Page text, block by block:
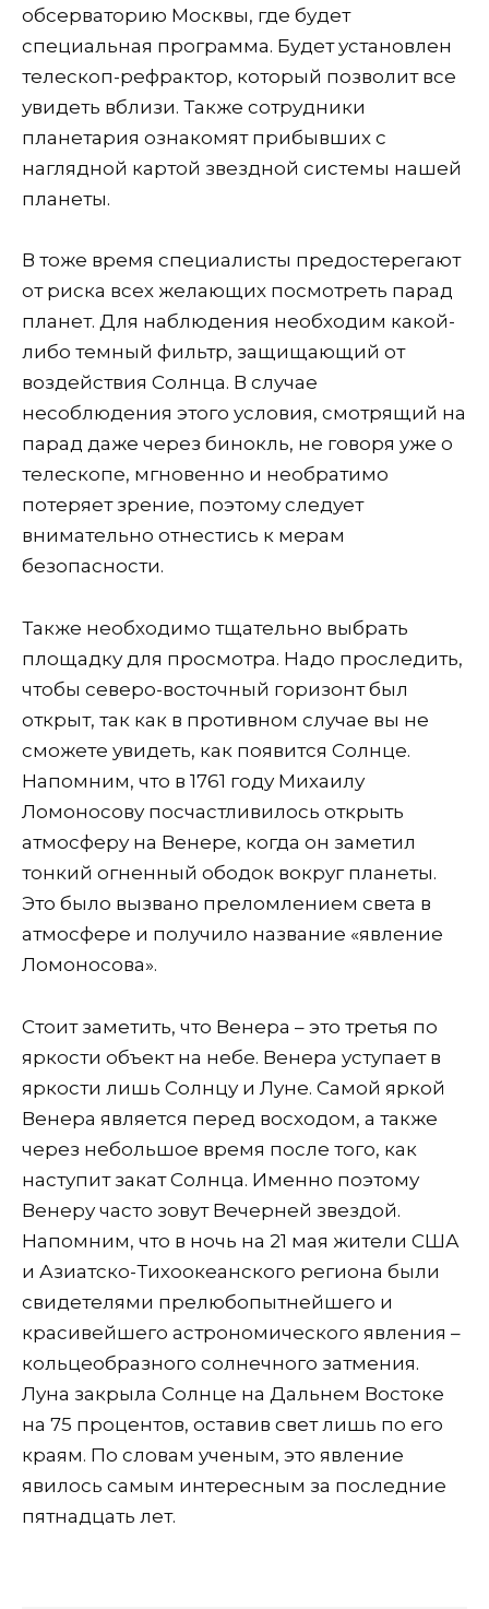
обсерваторию Москвы, где будет
специальная программа. Будет установлен
телескоп-рефрактор, который позволит все
увидеть вблизи. Также сотрудники
планетария ознакомят прибывших с
наглядной картой звездной системы нашей
планеты.
В тоже время специалисты предостерегают
от риска всех желающих посмотреть парад
планет. Для наблюдения необходим какой-
либо темный фильтр, защищающий от
воздействия Солнца. В случае
несоблюдения этого условия, смотрящий на
парад даже через бинокль, не говоря уже о
телескопе, мгновенно и необратимо
потеряет зрение, поэтому следует
внимательно отнестись к мерам
безопасности.
Также необходимо тщательно выбрать
площадку для просмотра. Надо проследить,
чтобы северо-восточный горизонт был
открыт, так как в противном случае вы не
сможете увидеть, как появится Солнце.
Напомним, что в 1761 году Михаилу
Ломоносову посчастливилось открыть
атмосферу на Венере, когда он заметил
тонкий огненный ободок вокруг планеты.
Это было вызвано преломлением света в
атмосфере и получило название «явление
Ломоносова».
Стоит заметить, что Венера – это третья по
яркости объект на небе. Венера уступает в
яркости лишь Солнцу и Луне. Самой яркой
Венера является перед восходом, а также
через небольшое время после того, как
наступит закат Солнца. Именно поэтому
Венеру часто зовут Вечерней звездой.
Напомним, что в ночь на 21 мая жители США
и Азиатско-Тихоокеанского региона были
свидетелями прелюбопытнейшего и
красивейшего астрономического явления –
кольцеобразного солнечного затмения.
Луна закрыла Солнце на Дальнем Востоке
на 75 процентов, оставив свет лишь по его
краям. По словам ученым, это явление
явилось самым интересным за последние
пятнадцать лет.